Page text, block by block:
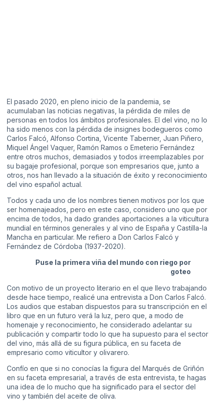
El pasado 2020, en pleno inicio de la pandemia, se
acumulaban las noticias negativas, la pérdida de miles de
personas en todos los ámbitos profesionales. El del vino, no lo
ha sido menos con la pérdida de insignes bodegueros como
Carlos Falcó, Alfonso Cortina, Vicente Taberner, Juan Piñero,
Miquel Ángel Vaquer, Ramón Ramos o Emeterio Fernández
entre otros muchos, demasiados y todos irreemplazables por
su bagaje profesional, porque son empresarios que, junto a
otros, nos han llevado a la situación de éxito y reconocimiento
del vino español actual.
Todos y cada uno de los nombres tienen motivos por los que
ser homenajeados, pero en este caso, considero uno que por
encima de todos, ha dado grandes aportaciones a la viticultura
mundial en términos generales y al vino de España y Castilla-la
Mancha en particular. Me refiero a Don Carlos Falcó y
Fernández de Córdoba (1937-2020).
Puse la primera viña del mundo con riego por
goteo
Con motivo de un proyecto literario en el que llevo trabajando
desde hace tiempo, realicé una entrevista a Don Carlos Falcó.
Los audios que estaban dispuestos para su transcripción en el
libro que en un futuro verá la luz, pero que, a modo de
homenaje y reconocimiento, he considerado adelantar su
publicación y compartir todo lo que ha supuesto para el sector
del vino, más allá de su figura pública, en su faceta de
empresario como viticultor y olivarero.
Confío en que si no conocías la figura del Marqués de Griñón
en su faceta empresarial, a través de esta entrevista, te hagas
una idea de lo mucho que ha significado para el sector del
vino y también del aceite de oliva.